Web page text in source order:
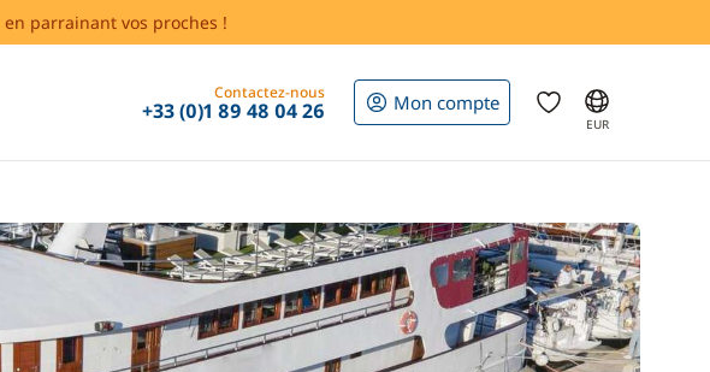
parrainant vos proches !
Contactez-nous
+33 (0)1 89 48 04 26 Mon compte
EUR